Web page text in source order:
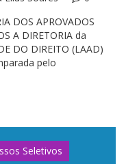
DOS APROVADOS
A DIRETORIA da
DO DIREITO (LAAD)
pelo
Seletivos